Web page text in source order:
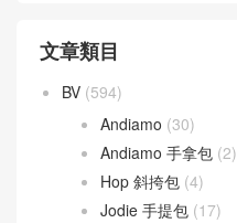
文章類目
BV (594)
Andiamo (30)
Andiamo 手拿包 (2)
Hop 斜挎包 (4)
Jodie 手提包 (17)